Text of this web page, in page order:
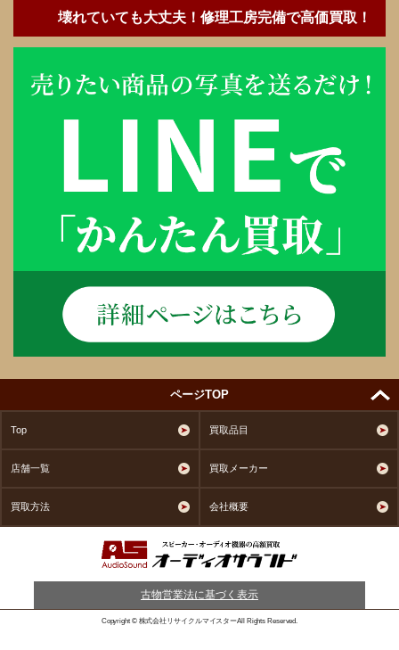
壊れていても大丈夫！修理工房完備で高価買取！
ページTOP
Top 買取品目
店舗一覧 買取メーカー
買取方法 会社概要
古物営業法に基づく表示
Copyright © 株式会社リサイクルマイスターAll Rights Reserved.